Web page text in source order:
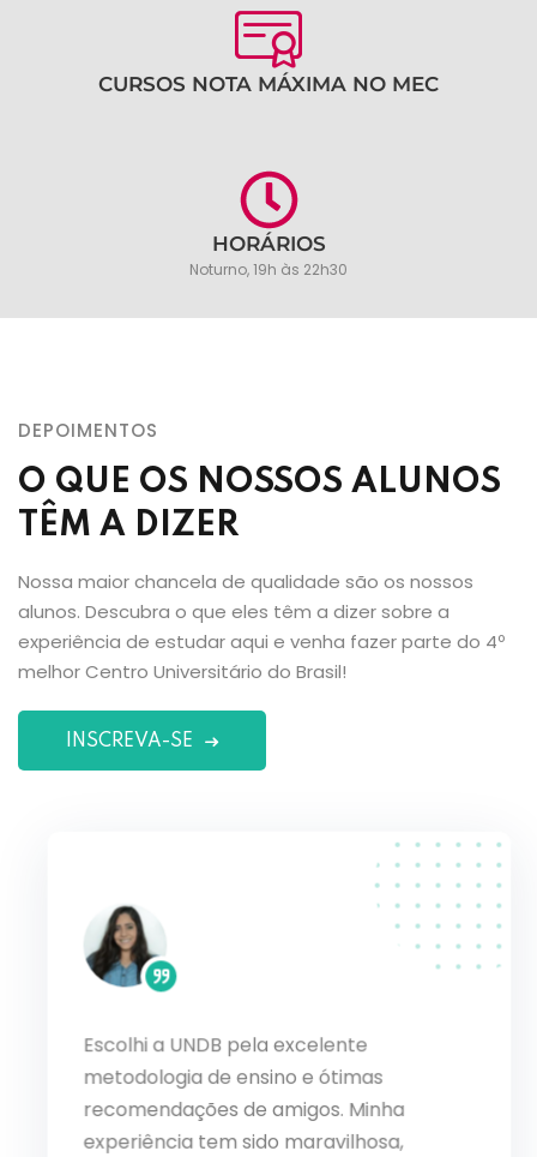
CURSOS NOTA MÁXIMA NO MEC
HORÁRIOS
Noturno, 19h às 22h30
DEPOIMENTOS
O QUE OS NOSSOS ALUNOS
TÊM A DIZER
Nossa maior chancela de qualidade são os nossos
alunos. Descubra o que eles têm a dizer sobre a
experiência de estudar aqui e venha fazer parte do 4º
melhor Centro Universitário do Brasil!
INSCREVA-SE
Escolhi a UNDB pela excelente
metodologia de ensino e ótimas
recomendações de amigos. Minha
experiência tem sido maravilhosa,